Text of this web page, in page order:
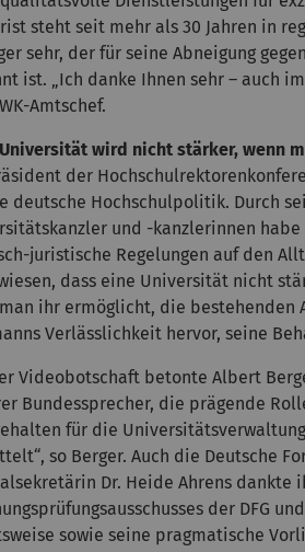
steht seit mehr als 30 Jahren in
sehr, der für seine Abneigung
ist. „Ich danke Ihnen sehr – auch
Amtschef.
wird nicht stärker, wenn
der
deutsche Hochschulpolitik. Durch
und -kanzlerinnen
juristische Regelungen auf den
dass eine Universität nicht
ihr ermöglicht, die bestehenden
Verlässlichkeit hervor, seine
Videobotschaft betonte Albert
Bundessprecher, die prägende
für die
so Berger. Auch die Deutsche
Dr. Heide Ahrens
der DFG
sowie seine pragmatische